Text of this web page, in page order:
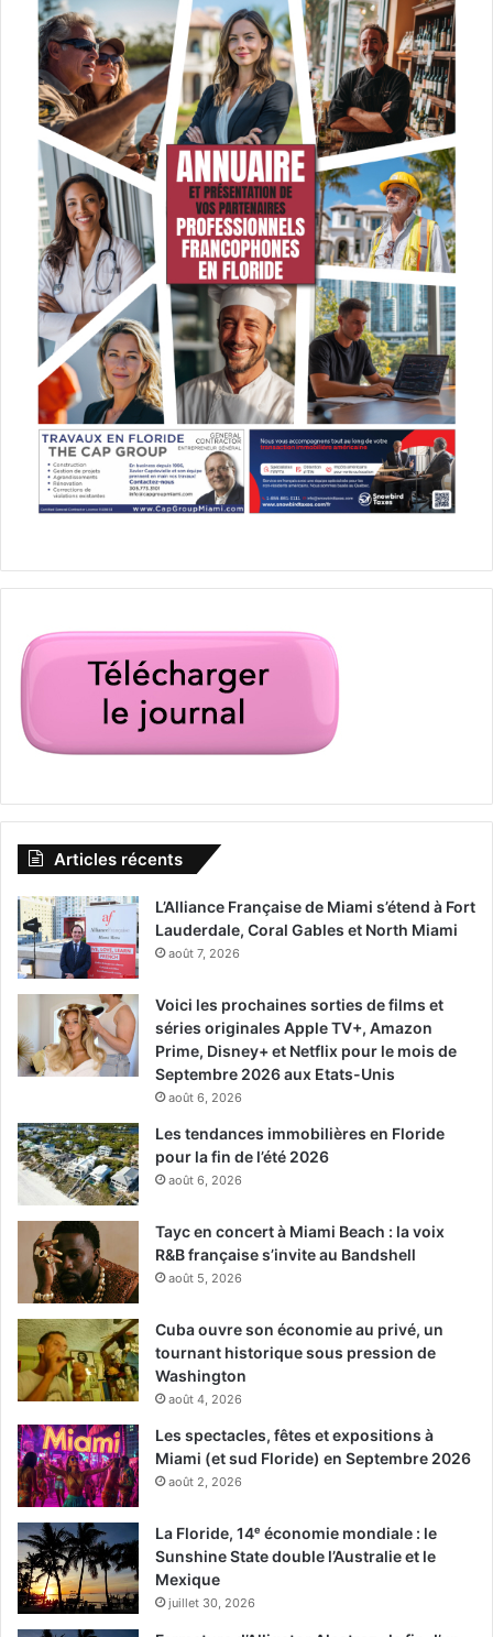
Articles récents
L’Alliance Française de Miami s’étend à Fort
Lauderdale, Coral Gables et North Miami
août 7, 2026
Voici les prochaines sorties de films et
séries originales Apple TV+, Amazon
Prime, Disney+ et Netflix pour le mois de
Septembre 2026 aux Etats-Unis
août 6, 2026
Les tendances immobilières en Floride
pour la fin de l’été 2026
août 6, 2026
Tayc en concert à Miami Beach : la voix
R&B française s’invite au Bandshell
août 5, 2026
Cuba ouvre son économie au privé, un
tournant historique sous pression de
Washington
août 4, 2026
Les spectacles, fêtes et expositions à
Miami (et sud Floride) en Septembre 2026
août 2, 2026
La Floride, 14ᵉ économie mondiale : le
Sunshine State double l’Australie et le
Mexique
juillet 30, 2026